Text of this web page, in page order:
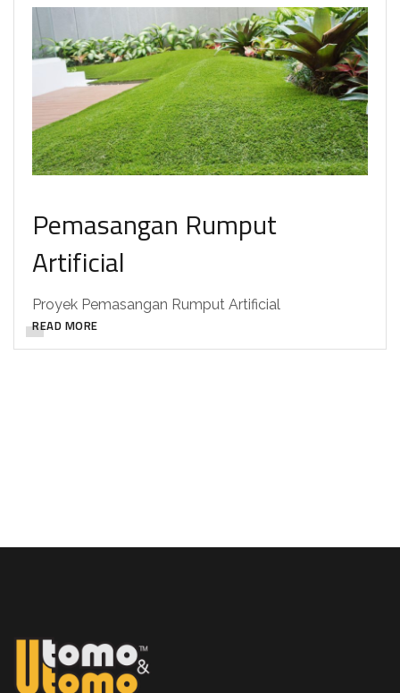
Pemasangan Rumput
Artificial
Proyek Pemasangan Rumput Artificial
READ MORE